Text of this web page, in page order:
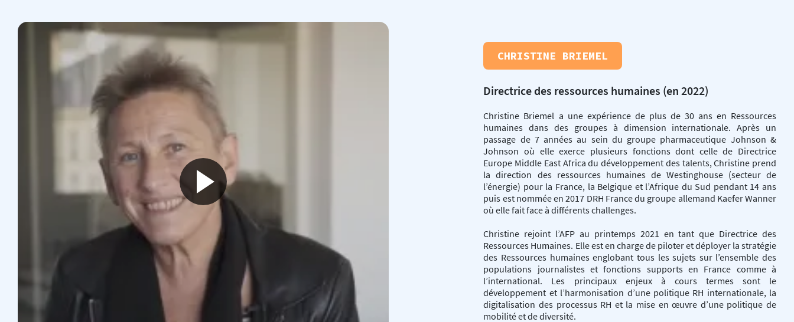
CHRISTINE BRIEMEL
Directrice des ressources humaines (en 2022)
Christine Briemel a une expérience de plus de 30 ans en Ressources
humaines dans des groupes à dimension internationale. Après un
passage de 7 années au sein du groupe pharmaceutique Johnson &
Johnson où elle exerce plusieurs fonctions dont celle de Directrice
Europe Middle East Africa du développement des talents, Christine prend
la direction des ressources humaines de Westinghouse (secteur de
l’énergie) pour la France, la Belgique et l’Afrique du Sud pendant 14 ans
puis est nommée en 2017 DRH France du groupe allemand Kaefer Wanner
où elle fait face à différents challenges.
Christine rejoint l’AFP au printemps 2021 en tant que Directrice des
Ressources Humaines. Elle est en charge de piloter et déployer la stratégie
des Ressources humaines englobant tous les sujets sur l’ensemble des
populations journalistes et fonctions supports en France comme à
l’international. Les principaux enjeux à cours termes sont le
développement et l’harmonisation d’une politique RH internationale, la
digitalisation des processus RH et la mise en œuvre d’une politique de
mobilité et de diversité.